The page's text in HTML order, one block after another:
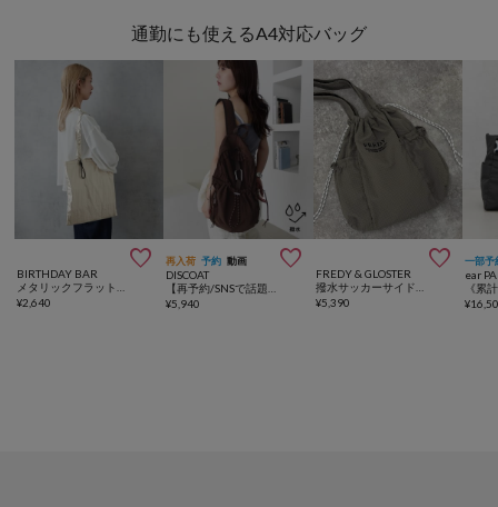
通勤にも使えるA4対応バッグ

BIRTHDAY BAR
メタリックフラットエコバッグ
¥2,640
再入荷 予約 動画 
DISCOAT
【再予約/SNSで話題！/撥水/軽量】シアーリップバックパック
¥5,940

FREDY & GLOSTER
撥水サッカーサイドポケットトートバッグ
¥5,390
一部予
ear
¥